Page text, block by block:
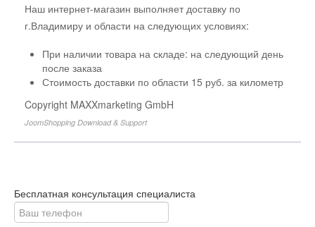
Наш интернет-магазин выполняет доставку по
г.Владимиру и области на следующих условиях:
При наличии товара на складе: на следующий день
после заказа
Стоимость доставки по области 15 руб. за километр
Copyright MAXXmarketing GmbH
JoomShopping Download & Support
Бесплатная консультация специалиста